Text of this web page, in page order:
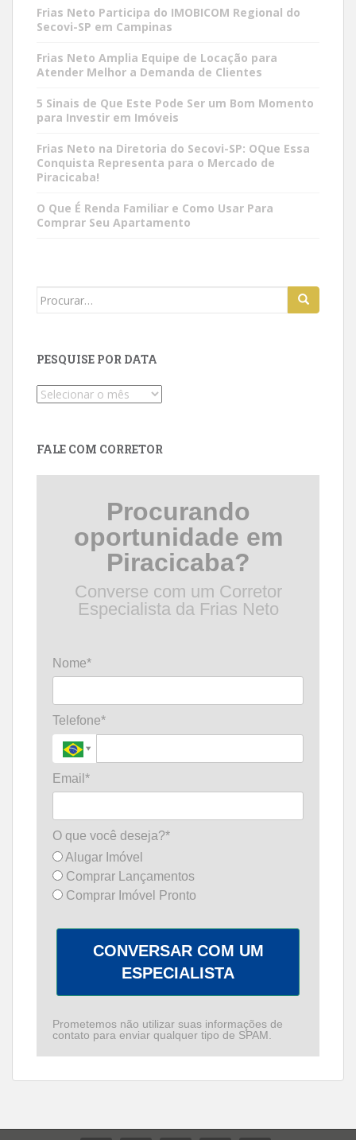
Frias Neto Participa do IMOBICOM Regional do
Secovi-SP em Campinas
Frias Neto Amplia Equipe de Locação para
Atender Melhor a Demanda de Clientes
5 Sinais de Que Este Pode Ser um Bom Momento
para Investir em Imóveis
Frias Neto na Diretoria do Secovi-SP: OQue Essa
Conquista Representa para o Mercado de
Piracicaba!
O Que É Renda Familiar e Como Usar Para
Comprar Seu Apartamento
Search
PESQUISE POR DATA
Pesquise
FALE COM CORRETOR
Procurando
oportunidade em
Piracicaba?
Converse com um Corretor
Especialista da Frias Neto
Nome*
Telefone*
Email*
O que você deseja?*
Alugar Imóvel
Comprar Lançamentos
Comprar Imóvel Pronto
CONVERSAR COM UM
ESPECIALISTA
Prometemos não utilizar suas informações de
contato para enviar qualquer tipo de SPAM.